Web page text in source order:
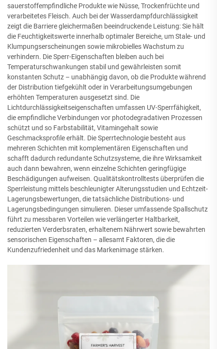
sauerstoffempfindliche Produkte wie Nüsse, Trockenfrüchte und
verarbeitetes Fleisch. Auch bei der Wasserdampfdurchlässigkeit
zeigt die Barriere gleichermaßen beeindruckende Leistung: Sie hält
die Feuchtigkeitswerte innerhalb optimaler Bereiche, um Stale- und
Klumpungserscheinungen sowie mikrobielles Wachstum zu
verhindern. Die Sperr-Eigenschaften bleiben auch bei
Temperaturschwankungen stabil und gewährleisten somit
konstanten Schutz – unabhängig davon, ob die Produkte während
der Distribution tiefgekühlt oder in Verarbeitungsumgebungen
erhöhten Temperaturen ausgesetzt sind. Die
Lichtdurchlässigkeitseigenschaften umfassen UV-Sperrfähigkeit,
die empfindliche Verbindungen vor photodegradativen Prozessen
schützt und so Farbstabilität, Vitamingehalt sowie
Geschmacksprofile erhält. Die Sperrtechnologie besteht aus
mehreren Schichten mit komplementären Eigenschaften und
schafft dadurch redundante Schutzsysteme, die ihre Wirksamkeit
auch dann bewahren, wenn einzelne Schichten geringfügige
Beschädigungen aufweisen. Qualitätskontrolltests überprüfen die
Sperrleistung mittels beschleunigter Alterungsstudien und Echtzeit-
Lagerungsbewertungen, die tatsächliche Distributions- und
Lagerungsbedingungen simulieren. Dieser umfassende Spallschutz
führt zu messbaren Vorteilen wie verlängerter Haltbarkeit,
reduzierten Verderbsraten, erhaltenem Nährwert sowie bewahrten
sensorischen Eigenschaften – allesamt Faktoren, die die
Kundenzufriedenheit und das Markenimage stärken.